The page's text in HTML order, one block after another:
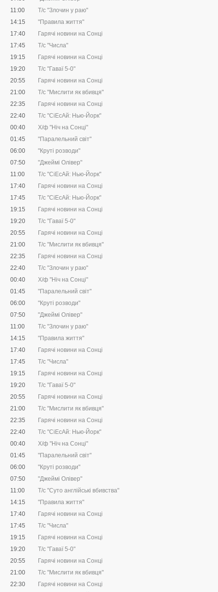
11:00
Т/с "Злочин у раю"
14:15
"Правила життя"
17:40
Гарячі новини на Сонці
17:45
Т/с "Числа"
19:15
Гарячі новини на Сонці
19:20
Т/с "Гаваї 5-0"
20:55
Гарячі новини на Сонці
21:00
Т/с "Мислити як вбивця"
22:35
Гарячі новини на Сонці
22:40
Т/с "CіЕсАй: Нью-Йорк"
00:40
Х/ф "Ніч на Сонці"
01:45
"Паралельний світ"
06:00
"Круті розводи"
07:50
"Джеймі Олівер"
11:00
Т/с "CіЕсАй: Нью-Йорк"
17:40
Гарячі новини на Сонці
17:45
Т/с "CіЕсАй: Нью-Йорк"
19:15
Гарячі новини на Сонці
19:20
Т/с "Гаваї 5-0"
20:55
Гарячі новини на Сонці
21:00
Т/с "Мислити як вбивця"
22:35
Гарячі новини на Сонці
22:40
Т/с "Злочин у раю"
00:40
Х/ф "Ніч на Сонці"
01:45
"Паралельний світ"
06:00
"Круті розводи"
07:50
"Джеймі Олівер"
11:00
Т/с "Злочин у раю"
14:15
"Правила життя"
17:40
Гарячі новини на Сонці
17:45
Т/с "Числа"
19:15
Гарячі новини на Сонці
19:20
Т/с "Гаваї 5-0"
20:55
Гарячі новини на Сонці
21:00
Т/с "Мислити як вбивця"
22:35
Гарячі новини на Сонці
22:40
Т/с "CіЕсАй: Нью-Йорк"
00:40
Х/ф "Ніч на Сонці"
01:45
"Паралельний світ"
06:00
"Круті розводи"
07:50
"Джеймі Олівер"
11:00
Т/с "Суто англійські вбивства"
14:15
"Правила життя"
17:40
Гарячі новини на Сонці
17:45
Т/с "Числа"
19:15
Гарячі новини на Сонці
19:20
Т/с "Гаваї 5-0"
20:55
Гарячі новини на Сонці
21:00
Т/с "Мислити як вбивця"
22:30
Гарячі новини на Сонці